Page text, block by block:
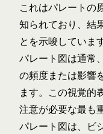
これはパレートの
知られており、結
とを示唆しています
パレート図は通常
の頻度または影響
ます。この視覚的
注意が必要な最も
パレート図は、ビ